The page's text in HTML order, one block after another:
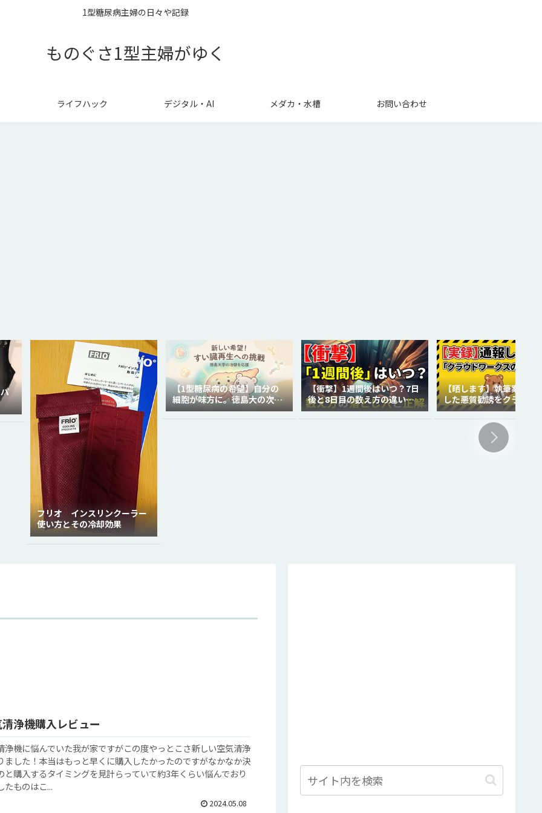
1型糖尿病主婦の日々や記録
ものぐさ1型主婦がゆく
ライフハック デジタル・AI メダカ・水槽 お問い合わせ
フリオ インスリンクーラー
使い方とその冷却効果
【1型糖尿病の希望】自分の
細胞が味方に。徳島大の次世
代再生医療
【衝撃】1週間後はいつ？7日
後と8日目の数え方の違いを
徹底解説！
【晒します】執筆案件で
した悪質勧誘をクラウド
クスに通報しました。
浄機購入レビュー
浄機に悩んでいた我が家ですがこの度やっとこさ新しい空気清浄
ました！本当はもっと早くに購入したかったのですがなかなか決
と購入するタイミングを見計らっていて約3年くらい悩んでおり
たものはこ...
2024.05.08